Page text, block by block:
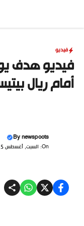
المحتوى
فيديو
فيديو هدف
أمام ريال
Bynewspoots
On: السبت, أغسطس 5, 2023 6:02 مساءً